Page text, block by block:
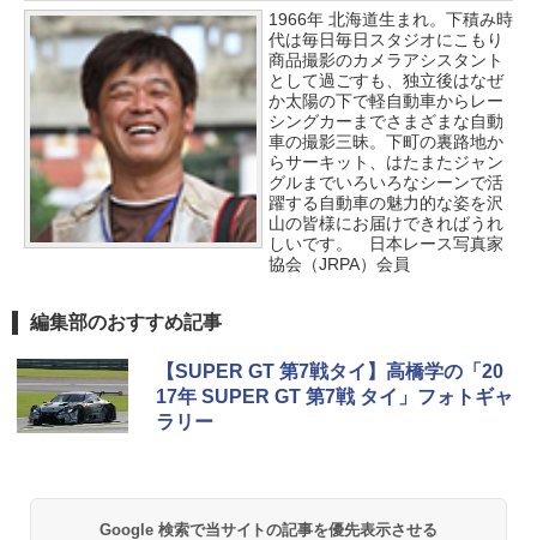
1966年 北海道生まれ。下積み時
代は毎日毎日スタジオにこもり
商品撮影のカメラアシスタント
として過ごすも、独立後はなぜ
か太陽の下で軽自動車からレー
シングカーまでさまざまな自動
車の撮影三昧。下町の裏路地か
らサーキット、はたまたジャン
グルまでいろいろなシーンで活
躍する自動車の魅力的な姿を沢
山の皆様にお届けできればうれ
しいです。 日本レース写真家
協会（JRPA）会員
編集部のおすすめ記事
【SUPER GT 第7戦タイ】高橋学の「20
17年 SUPER GT 第7戦 タイ」フォトギャ
ラリー
Google 検索で当サイトの記事を優先表示させる